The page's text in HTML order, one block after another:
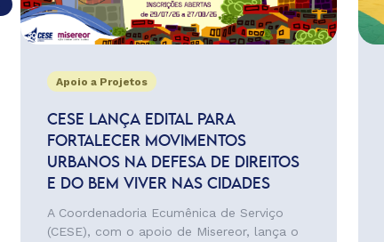
Apoio a Projetos
CESE LANÇA EDITAL PARA
FORTALECER MOVIMENTOS
URBANOS NA DEFESA DE DIREITOS
E DO BEM VIVER NAS CIDADES
A Coordenadoria Ecumênica de Serviço
(CESE), com o apoio de Misereor, lança o